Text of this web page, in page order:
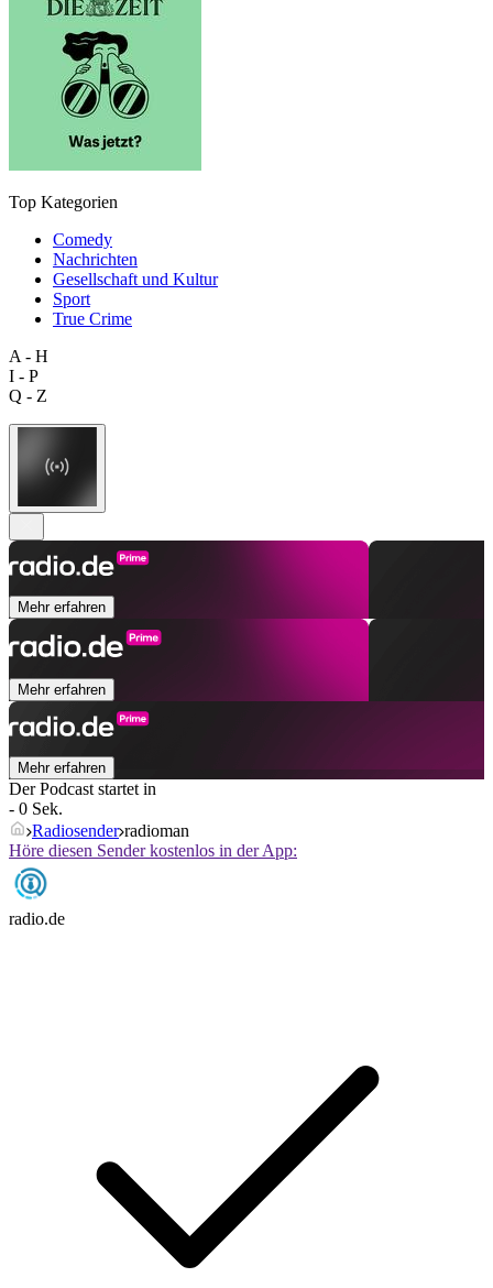
Top Kategorien
Comedy
Nachrichten
Gesellschaft und Kultur
Sport
True Crime
A - H
I - P
Q - Z
Mehr erfahren
Mehr erfahren
Mehr erfahren
Der Podcast startet in
- 0 Sek.
Radiosender radioman
Höre diesen Sender kostenlos in der App:
radio.de